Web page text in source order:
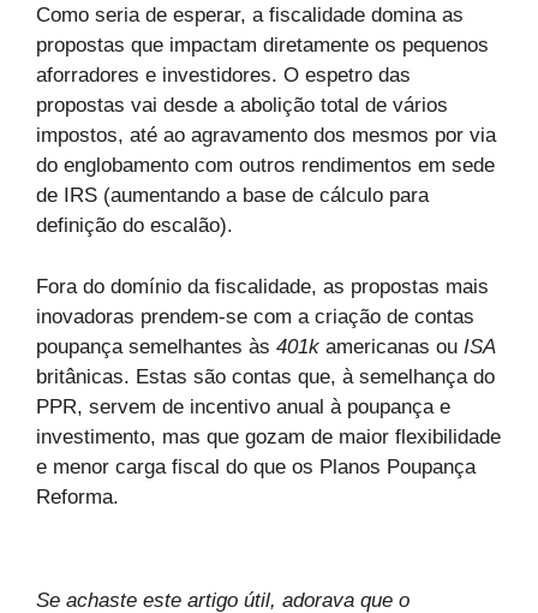
Como seria de esperar, a fiscalidade domina as
propostas que impactam diretamente os pequenos
aforradores e investidores. O espetro das
propostas vai desde a abolição total de vários
impostos, até ao agravamento dos mesmos por via
do englobamento com outros rendimentos em sede
de IRS (aumentando a base de cálculo para
definição do escalão).
Fora do domínio da fiscalidade, as propostas mais
inovadoras prendem-se com a criação de contas
poupança semelhantes às 401k americanas ou ISA
britânicas. Estas são contas que, à semelhança do
PPR, servem de incentivo anual à poupança e
investimento, mas que gozam de maior flexibilidade
e menor carga fiscal do que os Planos Poupança
Reforma.
Se achaste este artigo útil, adorava que o